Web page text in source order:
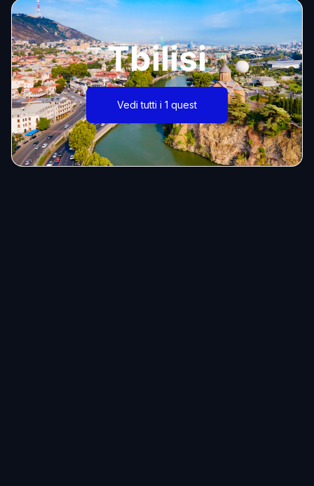
Tbilisi
Vedi tutti i 1 quest